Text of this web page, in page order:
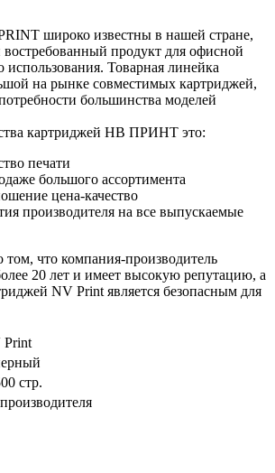
широко известны в нашей стране,
востребованный продукт для офисной
Товарная линейка
на рынке совместимых картриджей,
большинства моделей
картриджей НВ ПРИНТ это:
печати
большого ассортимента
цена-качество
производителя на все выпускаемые
том, что компания-производитель
20 лет и имеет высокую репутацию, а
NV Print является безопасным для
стр.